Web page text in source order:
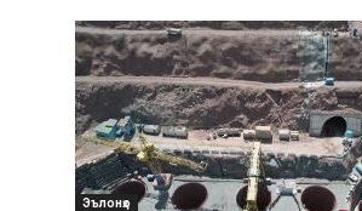
Эълонҳо